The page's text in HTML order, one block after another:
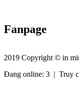
Fanpage
2019 Copyright © in
Đang online: 3 | Truy